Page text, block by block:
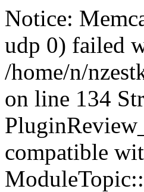
Notice:
udp 0) failed
/home/n/
on line 134
compatible